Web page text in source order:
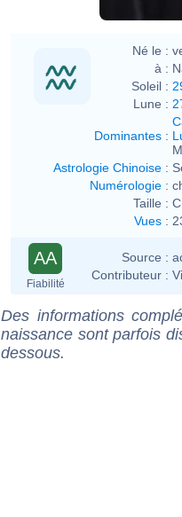
Né le :
à :
Soleil :
Lune :
Dominantes :
Astrologie Chinoise :
Numérologie :
Taille :
Vues :
AA
Fiabilité
Source :
Contributeur :
Des informations
naissance sont parfois
dessous.